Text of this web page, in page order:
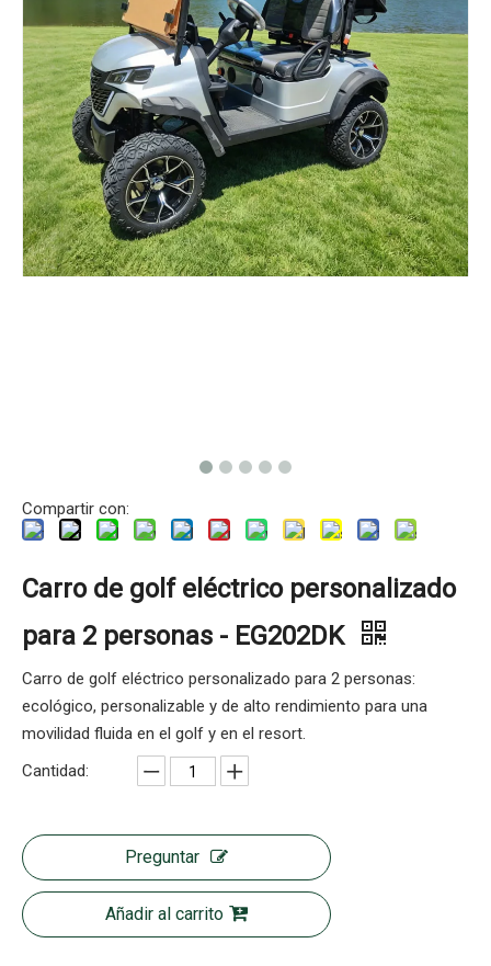
Compartir con:
Carro de golf eléctrico personalizado
para 2 personas - EG202DK
Carro de golf eléctrico personalizado para 2 personas:
ecológico, personalizable y de alto rendimiento para una
movilidad fluida en el golf y en el resort.
Cantidad:
Preguntar
Añadir al carrito